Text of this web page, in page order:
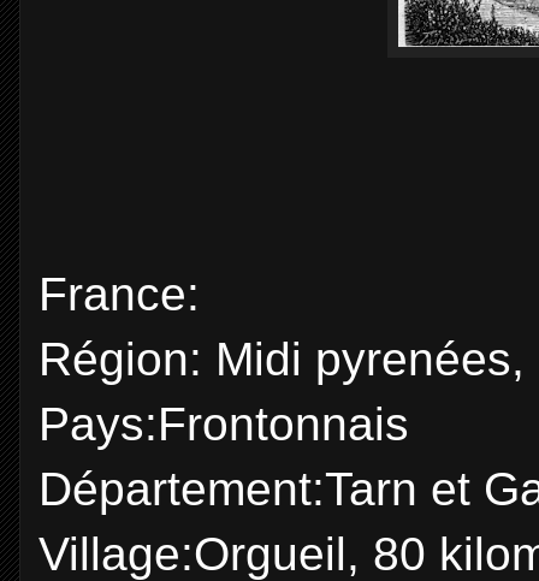
France:
Région: Midi pyrenées,
Pays:Frontonnais
Département:Tarn et
Village:Orgueil, 80